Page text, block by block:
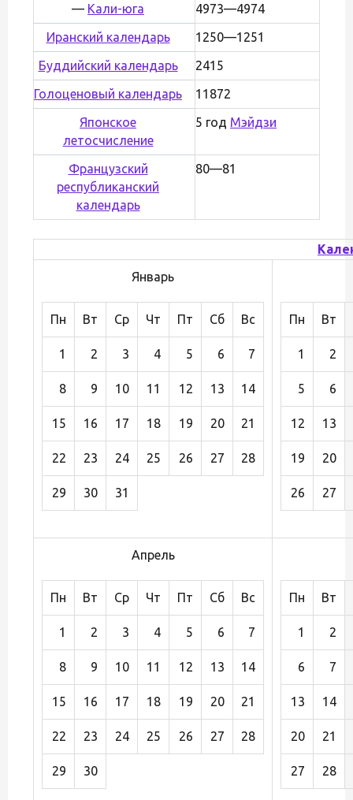
— Кали-юга
4973—4974
Иранский календарь
1250—1251
Буддийский календарь
2415
Голоценовый календарь
11872
Японское
летосчисление
5 год Мэйдзи
Французский
республиканский
календарь
80—81
Январь
Пн Вт Ср Чт Пт Сб Вс
1 2 3 4 5 6 7
8 9 10 11 12 13 14
15 16 17 18 19 20 21
22 23 24 25 26 27 28
29 30 31
Пн Вт
1 2
5 6
12 13
19 20
26 27
Апрель
Пн Вт Ср Чт Пт Сб Вс
1 2 3 4 5 6 7
8 9 10 11 12 13 14
15 16 17 18 19 20 21
22 23 24 25 26 27 28
29 30
Пн Вт
1 2
6 7
13 14
20 21
27 28